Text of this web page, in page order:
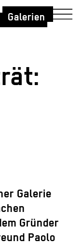
Galerien
Galerie
Gründer
Paolo